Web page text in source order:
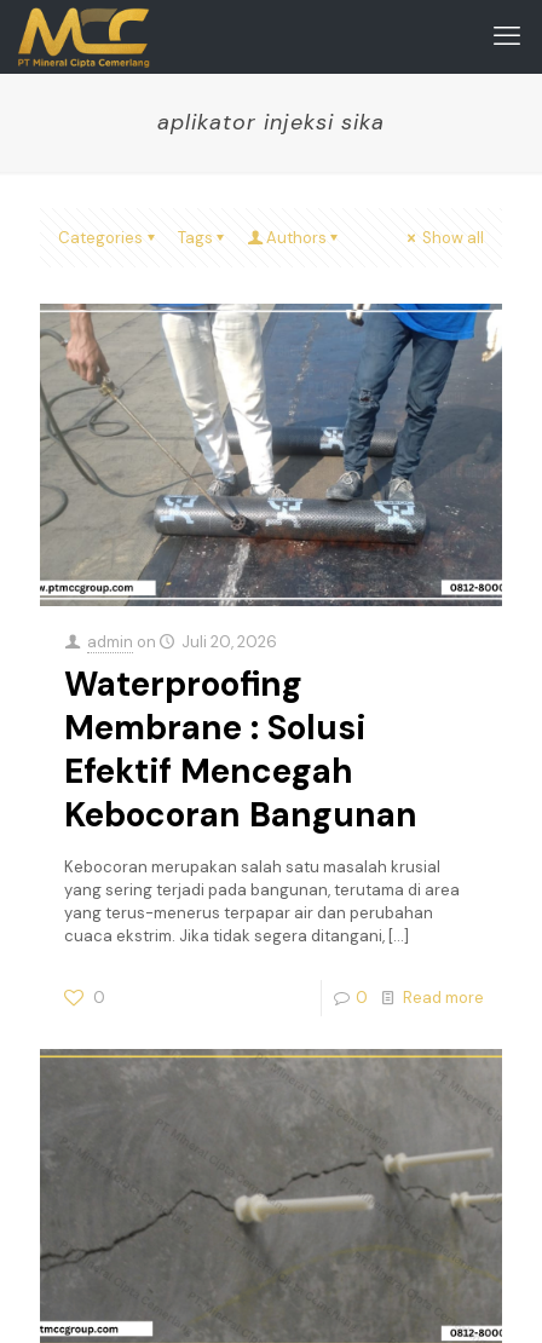
aplikator injeksi sika
Categories Tags Authors Show all
admin on Juli 20, 2026
Waterproofing
Membrane : Solusi
Efektif Mencegah
Kebocoran Bangunan
Kebocoran merupakan salah satu masalah krusial
yang sering terjadi pada bangunan, terutama di area
yang terus-menerus terpapar air dan perubahan
cuaca ekstrim. Jika tidak segera ditangani, […]
0 0 Read more